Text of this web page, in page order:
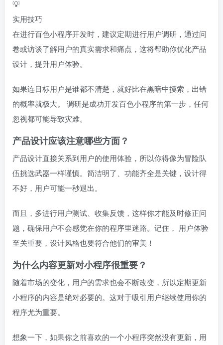
💡
实用技巧
在进行百色小程序开发时，建议定期进行用户调研，通过问
卷或访谈了解用户的真实需求和痛点，这将帮助你优化产品
设计，提升用户体验。
如果连目标用户是谁都不清楚，就好比在黑暗中摸索，出错
的概率就极大。 调研是成功开发百色小程序的第一步，任何
忽视都可能导致灾难。
产品设计应该注意哪些方面？
产品设计直接关系到用户的使用体验，所以你得像为冒险队
伍挑选武器一样谨慎。简洁明了、功能齐全是关键，设计得
不好，用户可能一秒退出。
而且，多进行用户测试、收集反馈，这样你才能及时修正问
题，确保用户不会感觉在你的程序里迷路。记住， 用户体验
至关重要，设计风格也要符合他们的审美！
为什么内容更新对小程序很重要？
随着市场的变化，用户的需求也会不断改变，所以定期更新
小程序的内容是绝对必要的。这对于吸引用户继续使用你的
程序尤为重要。
想象一下，如果你之前喜欢的一个小程序突然没有更新，用